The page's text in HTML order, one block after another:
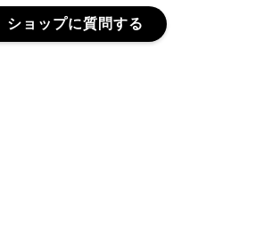
ショップに質問する